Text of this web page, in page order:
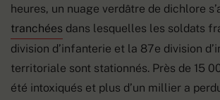
heures, un nuage verdâtre de dichlore
tranchées dans lesquelles les soldats
division d’infanterie et la 87e division
territoriale sont stationnés. Près de 15
été intoxiqués et plus d’un millier a